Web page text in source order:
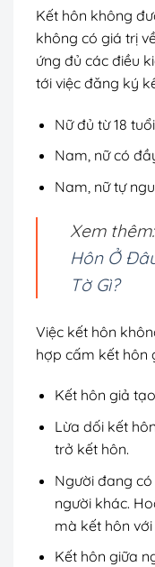
Kết hôn không
không có giá trị
ứng đủ các điều
tới việc đăng ký
Nữ đủ từ 18
Nam, nữ có
Nam, nữ tự
Xem thêm:
Hôn Ở
Tờ Gì?
Việc kết hôn
hợp cấm kết hôn
Kết hôn giả
Lừa dối kết
trở kết hôn.
Người đang
người khác.
mà kết hôn
Kết hôn giữa